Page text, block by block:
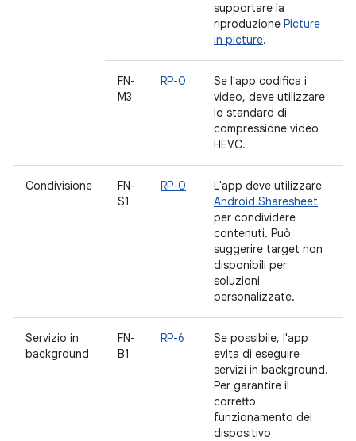
supportare la
riproduzione Picture
in picture.
FN-
M3
RP-0
Se l'app codifica i
video, deve utilizzare
lo standard di
compressione video
HEVC.
Condivisione
FN-
S1
RP-0
L'app deve utilizzare
Android Sharesheet
per condividere
contenuti. Può
suggerire target non
disponibili per
soluzioni
personalizzate.
Servizio in
background
FN-
B1
RP-6
Se possibile, l'app
evita di eseguire
servizi in background.
Per garantire il
corretto
funzionamento del
dispositivo